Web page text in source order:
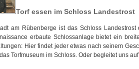
Torf essen im Schloss Landestrost
am Rübenberge ist das Schloss
erbaute Schlossanlage bietet ein
Hier findet jeder etwas nach seinem
Torfmuseum im Schloss. Oder begleitet uns